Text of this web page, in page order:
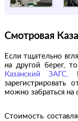
Смотровая
Если тщательно
на другой берег,
Казанский ЗАГС.
зарегистрировать
можно забраться
Стоимость